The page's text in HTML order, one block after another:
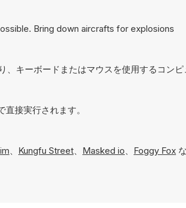
Bring down aircrafts for explosions
キーボードまたはマウスを使用するコンピ
接実行されます。
、 Kungfu Street、 Masked io、 Foggy Fox